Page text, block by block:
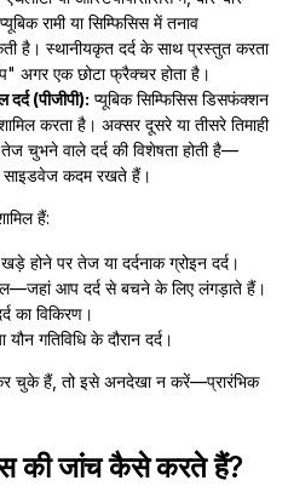
रामी या सिम्फिसिस में तनाव
है। स्थानीयकृत दर्द के साथ प्रस्तुत करता
अगर एक छोटा फ्रैक्चर होता है।
दर्द (पीजीपी): प्यूबिक सिम्फिसिस डिसफंक्शन
करता है। अक्सर दूसरे या तीसरे तिमाही
चुभने वाले दर्द की विशेषता होती है—
साइडवेज कदम रखते हैं।
हैं:
होने पर तेज या दर्दनाक ग्रोइन दर्द।
आप दर्द से बचने के लिए लंगड़ाते हैं।
का विकिरण।
गतिविधि के दौरान दर्द।
चुके हैं, तो इसे अनदेखा न करें—प्रारंभिक
की जांच कैसे करते हैं?